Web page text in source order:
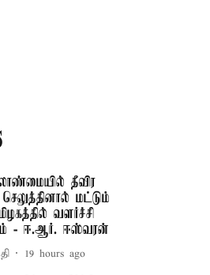
தீவிர
மட்டும்
வளர்ச்சி
- ஈ.ஆர். ஈஸ்வரன்
19 hours ago